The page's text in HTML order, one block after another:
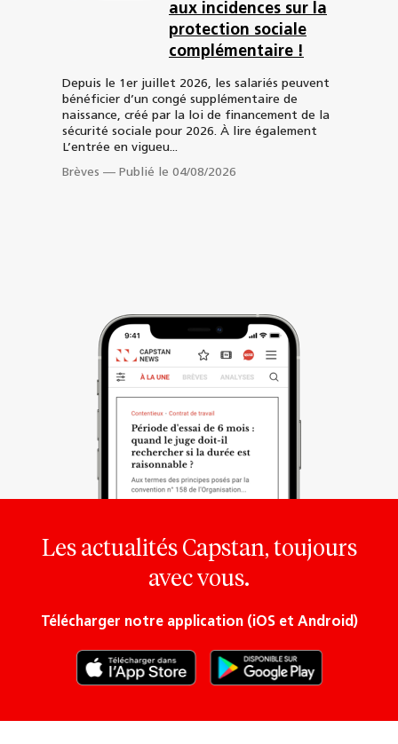
aux incidences sur la
protection sociale
complémentaire !
Depuis le 1er juillet 2026, les salariés peuvent
bénéficier d’un congé supplémentaire de
naissance, créé par la loi de financement de la
sécurité sociale pour 2026. À lire également
L’entrée en vigueu...
Brèves — Publié le 04/08/2026
Les actualités Capstan, toujours
avec vous.
Télécharger notre application (iOS et Android)